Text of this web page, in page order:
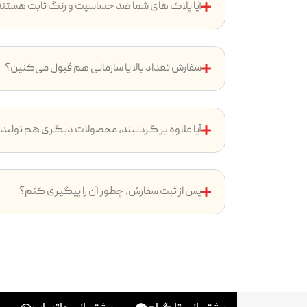
آیا پلاک های شما ضد حساسیت و رنگ ثابت
سفارش تعداد بالا یا سازمانی هم قبول می‌کنین؟
آیا علاوه بر گردنبند، محصولات دیگری هم
پس از ثبت سفارش، چطور آن را پیگیری کنم؟